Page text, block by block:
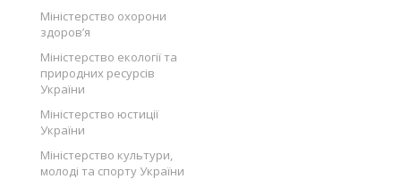
Міністерство охорони
здоров’я
Міністерство екології та
природних ресурсів
України
Міністерство юстиції
України
Міністерство культури,
молоді та спорту України